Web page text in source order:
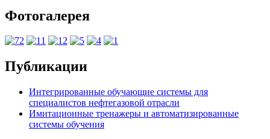
Фотогалерея
Публикации
Интегрированные обучающие системы для
специалистов нефтегазовой отрасли
Имитационные тренажеры и автоматизированные
системы обучения